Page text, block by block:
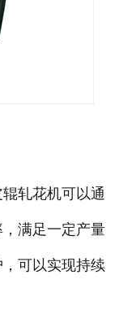
轧花机可以通
满足一定产量
可以实现持续